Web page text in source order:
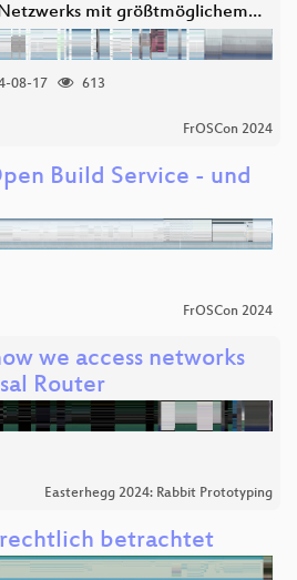
mit größtmöglichem…
08-17
613
FrOSCon 2024
Build Service - und
FrOSCon 2024
we access networks
Router
Easterhegg 2024: Rabbit Prototyping
rechtlich betrachtet